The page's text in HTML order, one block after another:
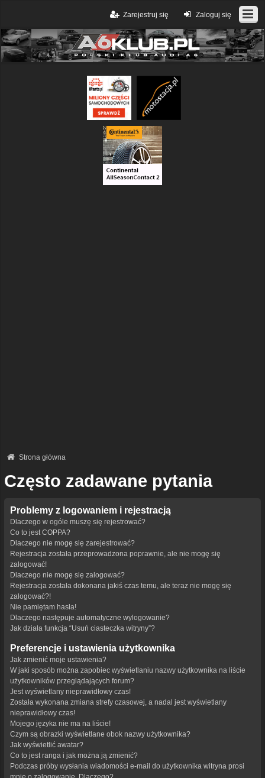
Zaloguj się
Zarejestruj się
Strona główna
Często zadawane pytania
Problemy z logowaniem i rejestracją
Dlaczego w ogóle muszę się rejestrować?
Co to jest COPPA?
Dlaczego nie mogę się zarejestrować?
Rejestracja została przeprowadzona poprawnie, ale nie mogę się
zalogować!
Dlaczego nie mogę się zalogować?
Rejestracja została dokonana jakiś czas temu, ale teraz nie mogę się
zalogować?!
Nie pamiętam hasła!
Dlaczego następuje automatyczne wylogowanie?
Jak działa funkcja “Usuń ciasteczka witryny”?
Preferencje i ustawienia użytkownika
Jak zmienić moje ustawienia?
W jaki sposób można zapobiec wyświetlaniu nazwy użytkownika na liście
użytkowników przeglądających forum?
Jest wyświetlany nieprawidłowy czas!
Została wykonana zmiana strefy czasowej, a nadal jest wyświetlany
nieprawidłowy czas!
Mojego języka nie ma na liście!
Czym są obrazki wyświetlane obok nazwy użytkownika?
Jak wyświetlić awatar?
Co to jest ranga i jak można ją zmienić?
Podczas próby wysłania wiadomości e-mail do użytkownika witryna prosi